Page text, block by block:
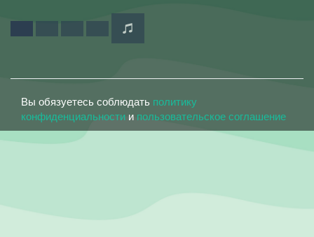
Вы обязуетесь соблюдать политику
конфиденциальности и пользовательское соглашение